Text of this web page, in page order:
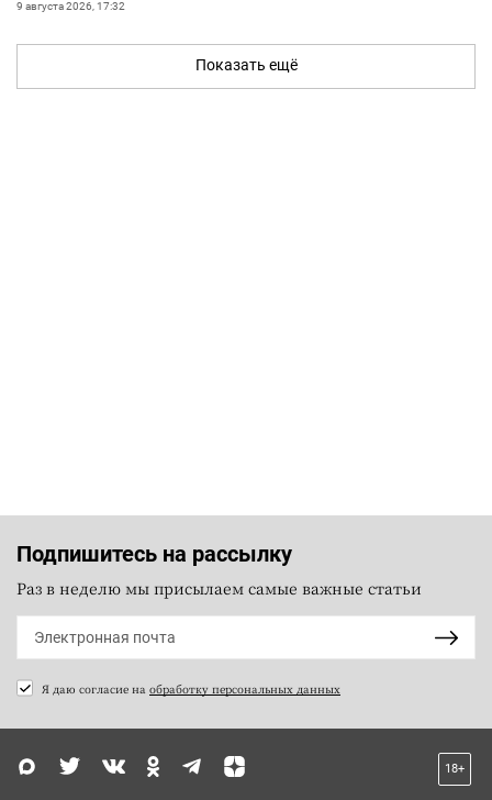
9 августа 2026, 17:32
Показать ещё
Подпишитесь на рассылку
Раз в неделю мы присылаем самые важные статьи
Я даю согласие на обработку персональных данных
18+